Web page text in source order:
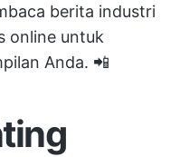
berita industri
online untuk
Anda. 📲